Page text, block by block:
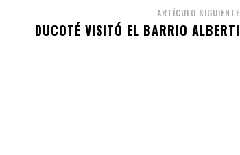
ARTÍCULO SIGUIENTE
DUCOTÉ VISITÓ EL BARRIO ALBERTI